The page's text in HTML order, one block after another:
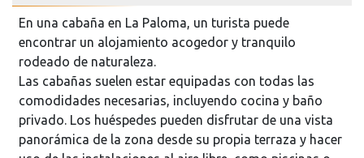
En una cabaña en La Paloma, un turista puede
encontrar un alojamiento acogedor y tranquilo
rodeado de naturaleza.
Las cabañas suelen estar equipadas con todas las
comodidades necesarias, incluyendo cocina y baño
privado. Los huéspedes pueden disfrutar de una vista
panorámica de la zona desde su propia terraza y hacer